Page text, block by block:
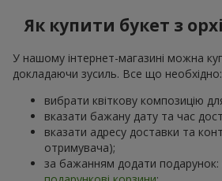
Як купити букет з
У нашому інтернет-магазині можна
докладаючи зусиль. Все що необхідно:
вибрати квіткову композицію
вказати бажану дату та час
вказати адресу доставки та
отримувача);
за бажанням додати подарунок: